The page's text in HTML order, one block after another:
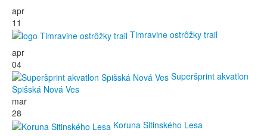
apr
11
Timravine ostrôžky trail
apr
04
Superšprint akvatlon
Spišská Nová Ves
mar
28
Koruna Sitinského Lesa